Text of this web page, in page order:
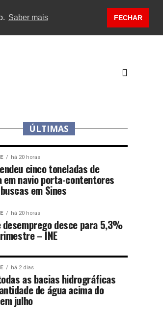
Saber mais FECHAR
ÚLTIMAS
há 20 horas
cinco toneladas de
em navio porta-contentores
em Sines
há 20 horas
desemprego desce para 5,3%
– INE
há 2 dias
as bacias hidrográficas
de água acima do
julho